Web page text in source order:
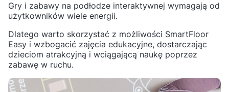
Gry i zabawy na podłodze interaktywnej wymagają od
użytkowników wiele energii.
Dlatego warto skorzystać z możliwości SmartFloor
Easy i wzbogacić zajęcia edukacyjne, dostarczając
dzieciom atrakcyjną i wciągającą naukę poprzez
zabawę w ruchu.